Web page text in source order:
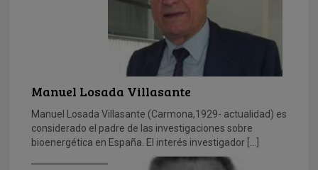
Manuel Losada Villasante
Manuel Losada Villasante (Carmona,1929- actualidad) es
considerado el padre de las investigaciones sobre
bioenergética en España. El interés investigador […]